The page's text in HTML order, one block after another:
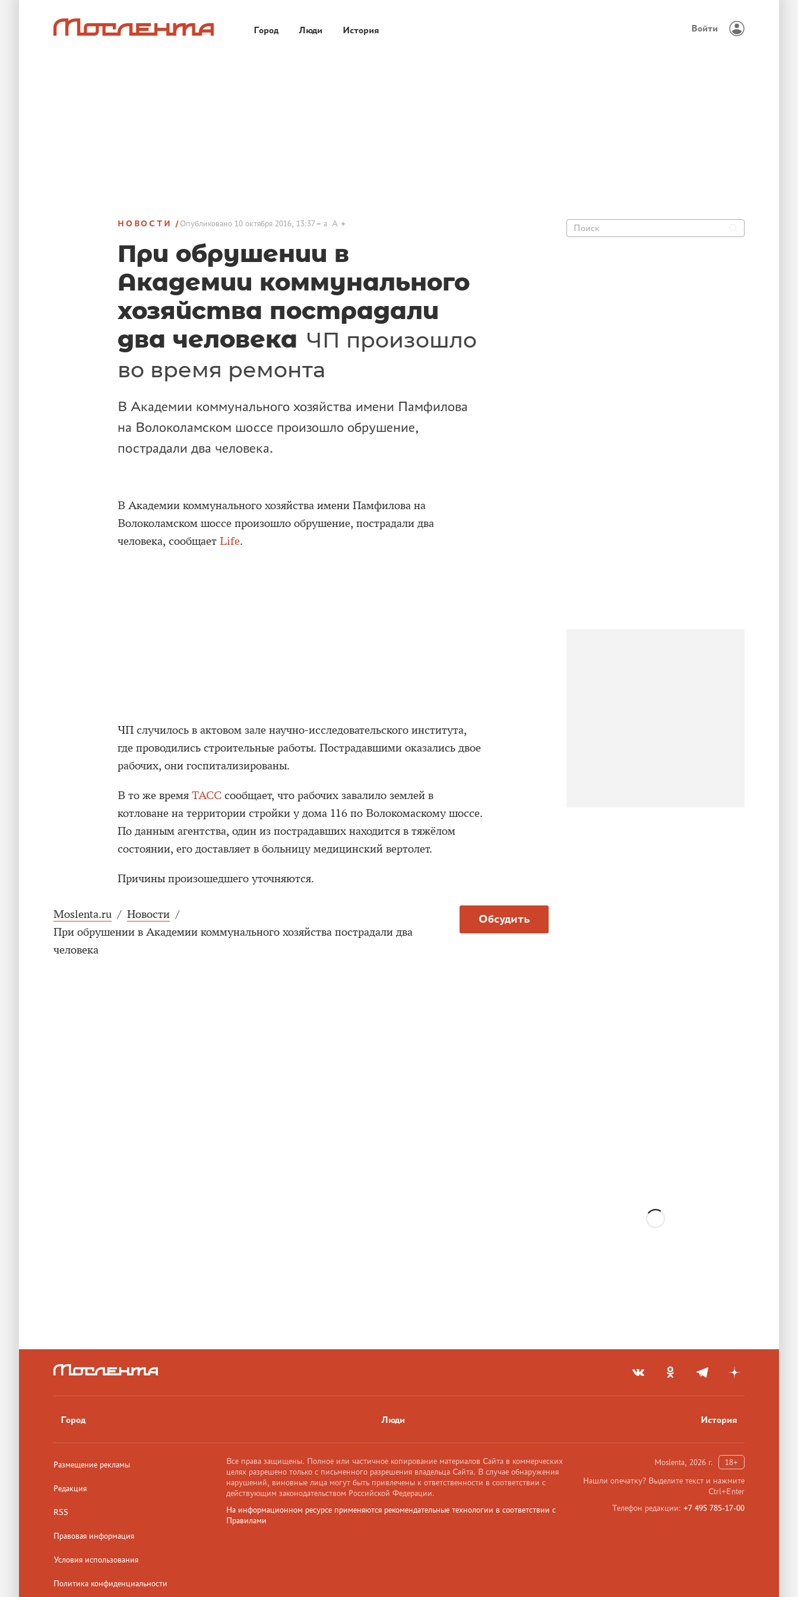
Город Люди История Войти
НОВОСТИ Опубликовано10 октября 2016, 13:37 a A
При обрушении в
Академии коммунального
хозяйства пострадали
два человека ЧП произошло
во время ремонта
В Академии коммунального хозяйства имени Памфилова
на Волоколамском шоссе произошло обрушение,
пострадали два человека.
В Академии коммунального хозяйства имени Памфилова на
Волоколамском шоссе произошло обрушение, пострадали два
человека, сообщает Life.
ЧП случилось в актовом зале научно-исследовательского института,
где проводились строительные работы. Пострадавшими оказались двое
рабочих, они госпитализированы.
В то же время ТАСС сообщает, что рабочих завалило землей в
котловане на территории стройки у дома 116 по Волокомаскому шоссе.
По данным агентства, один из пострадавших находится в тяжёлом
состоянии, его доставляет в больницу медицинский вертолет.
Причины произошедшего уточняются.
Обсудить
Moslenta.ru / Новости /
При обрушении в Академии коммунального хозяйства пострадали два
человека
Город Люди История
Размещение рекламы
Редакция
RSS
Правовая информация
Условия использования
Политика конфиденциальности
Moslenta, 2026 г.
18+
Нашли опечатку? Выделите текст и нажмите
Ctrl+Enter
Телефон редакции: +7 495 785-17-00
Все права защищены. Полное или частичное копирование материалов Сайта в коммерческих
целях разрешено только с письменного разрешения владельца Сайта. В случае обнаружения
нарушений, виновные лица могут быть привлечены к ответственности в соответствии с
действующим законодательством Российской Федерации.
На информационном ресурсе применяются рекомендательные технологии в соответствии с
Правилами